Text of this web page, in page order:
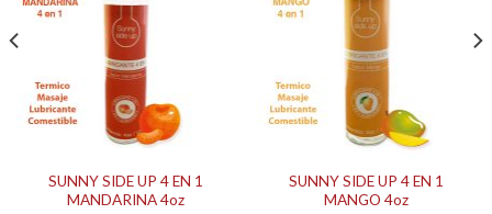
SUNNY SIDE UP 4 EN 1
MANDARINA 4oz
SUNNY SIDE UP 4 EN 1
MANGO 4oz